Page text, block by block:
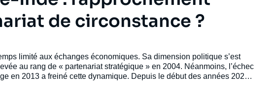
de circonstance ?
limité aux échanges économiques. Sa dimension politique s’est
au rang de « partenariat stratégique » en 2004. Néanmoins, l’échec
en 2013 a freiné cette dynamique. Depuis le début des années 2020,